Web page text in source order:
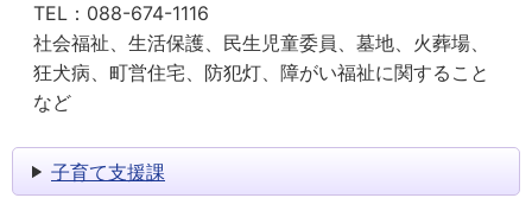
TEL： 088-674-1116
社会福祉、生活保護、民生児童委員、墓地、火葬場、
狂犬病、町営住宅、防犯灯、障がい福祉に関すること
など
子育て支援課